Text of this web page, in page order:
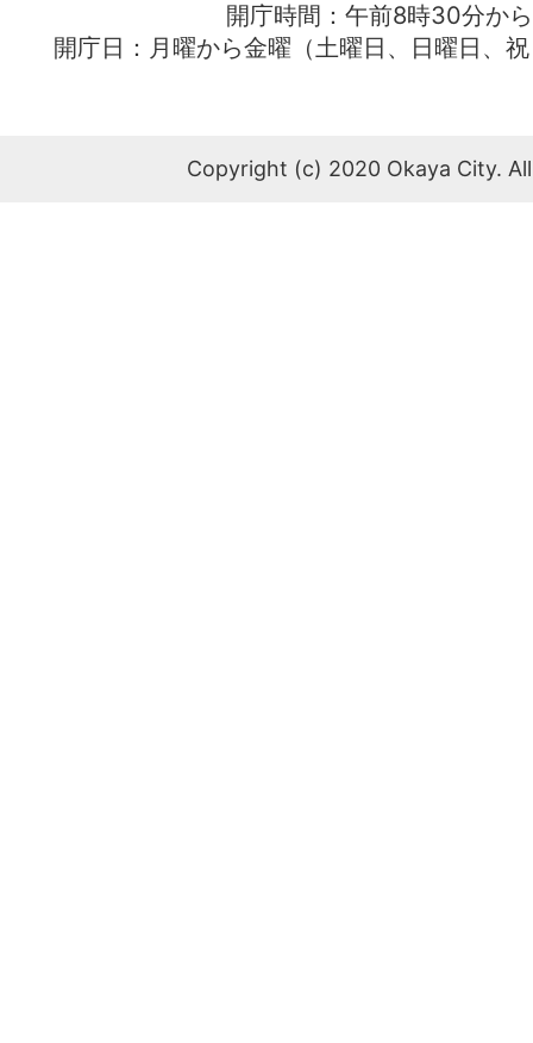
開庁時間：午前8時30分か
開庁日：月曜から金曜（土曜日、日曜日、
Copyright (c) 2020 Okaya City.